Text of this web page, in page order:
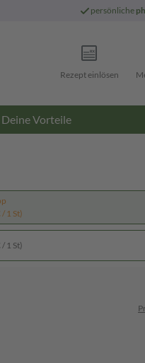
persönliche
Rezept einlösen
Deine Vorteile
1 St)
1 St)